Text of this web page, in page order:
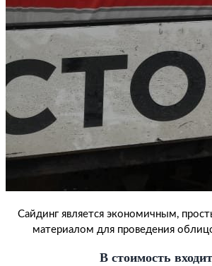
Сайдинг является экономичным,
материалом для проведения
В стоимость